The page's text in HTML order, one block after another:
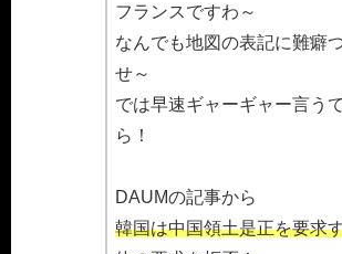
フランスですわ～
なんでも地図の表記に難癖
せ～
では早速ギャーギャー言う
ら！
DAUMの記事から
韓国は中国領土是正を要求